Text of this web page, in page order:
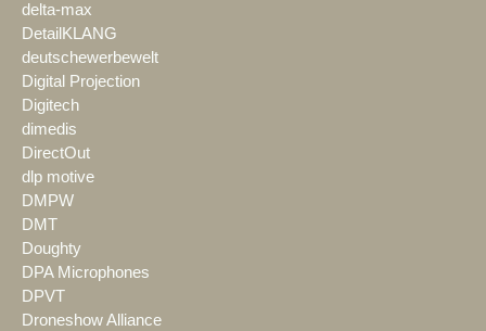
delta-max
DetailKLANG
deutschewerbewelt
Digital Projection
Digitech
dimedis
DirectOut
dlp motive
DMPW
DMT
Doughty
DPA Microphones
DPVT
Droneshow Alliance